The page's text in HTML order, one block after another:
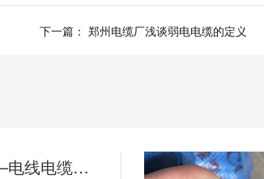
下一篇： 郑州电缆厂浅谈弱电电缆的定义
别等断电才行动——电线电缆的日常维护与隐患自查